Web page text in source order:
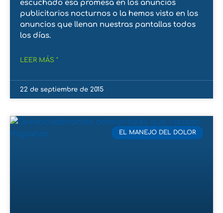
escuchado esa promesa en los anuncios
publicitarios nocturnos o la hemos visto en los
anuncios que llenan nuestras pantallas todos
los días.
LEER MÁS "
22 de septiembre de 2015
EL MANEJO DEL DOLOR